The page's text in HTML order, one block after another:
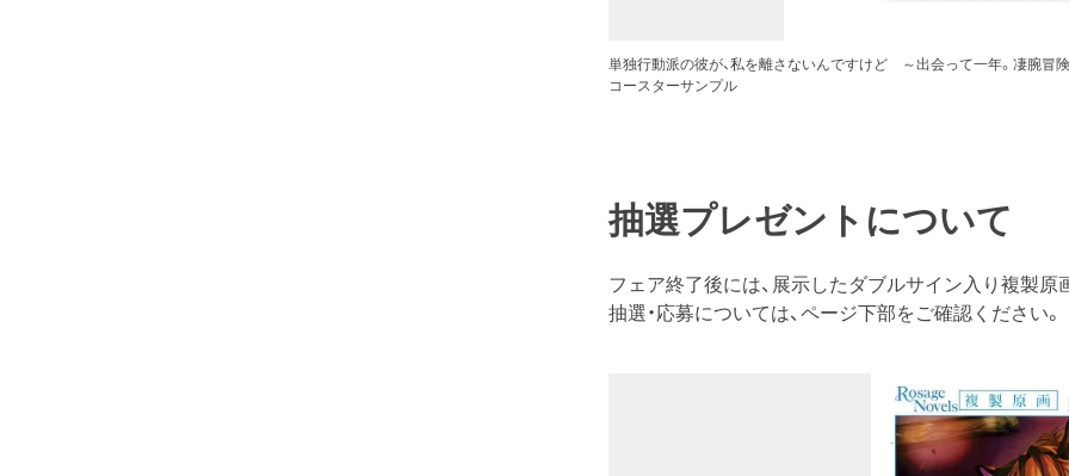
単独行動派の彼が、私を離さないんですけど ～出会って一年。凄腕
コースターサンプル
抽選プレゼントについて
フェア終了後には、展示したダブルサイン入り複製原
抽選・応募については、ページ下部をご確認ください。